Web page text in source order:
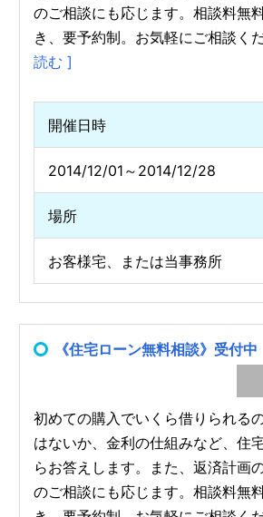
のご相談にも応じます。相談料無
き、要予約制。お気軽にご相談くだ
読む ]
開催日時
2014/12/01～2014/12/28
場所
お客様宅、または当事務所
《住宅ローン無料相談》受付中
初めての購入でいくら借りられる
はないか、金利の仕組みなど、住
らお答えします。また、返済計画
のご相談にも応じます。相談料無